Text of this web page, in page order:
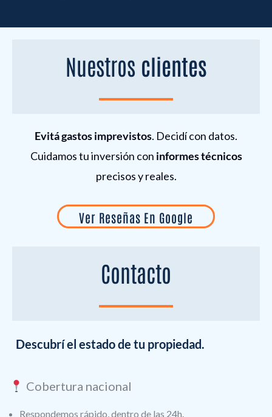
Nuestros clientes
Evitá gastos imprevistos. Decidí con datos.
Cuidamos tu inversión con informes técnicos
precisos y reales.
Ver Reseñas En Google
Contacto
Descubrí el estado de tu propiedad.
Cobertura nacional
Respondemos rápido, dentro de las 24h.